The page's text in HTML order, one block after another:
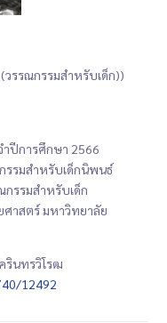
รรณกรรมสำหรับเด็ก))
ปีการศึกษา 2566
รรมสำหรับเด็กนิพนธ์
รรมสำหรับเด็ก
าสตร์ มหาวิทยาลัย
รินทรวิโรฒ
12492